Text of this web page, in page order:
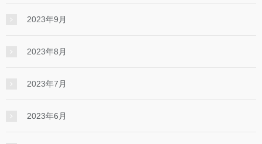
2023年9月
2023年8月
2023年7月
2023年6月